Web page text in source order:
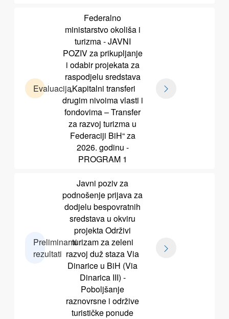
Evaluacija
Federalno
ministarstvo okoliša i
turizma - JAVNI
POZIV za prikupljanje
i odabir projekata za
raspodjelu sredstava
„Kapitalni transferi
drugim nivoima vlasti i
fondovima – Transfer
za razvoj turizma u
Federaciji BiH“ za
2026. godinu -
PROGRAM 1
Preliminarni
rezultati
Javni poziv za
podnošenje prijava za
dodjelu bespovratnih
sredstava u okviru
projekta Održivi
turizam za zeleni
razvoj duž staza Via
Dinarice u BiH (Via
Dinarica III) -
Poboljšanje
raznovrsne i održive
turističke ponude